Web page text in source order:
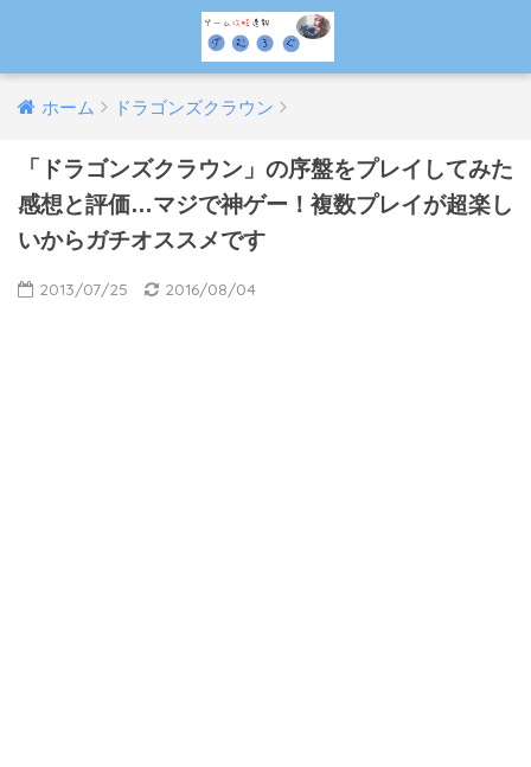
ホーム ドラゴンズクラウン
「ドラゴンズクラウン」の序盤をプレイしてみた
感想と評価…マジで神ゲー！複数プレイが超楽し
いからガチオススメです
2013/07/25 2016/08/04